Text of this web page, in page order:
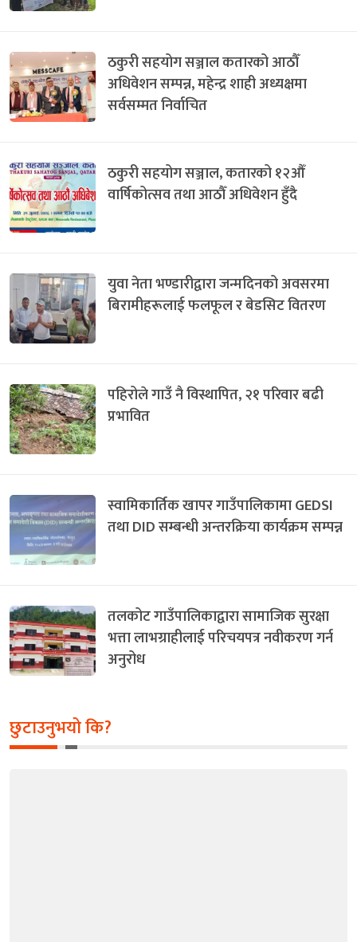
ठकुरी सहयोग सञ्जाल कतारको आठौँ
अधिवेशन सम्पन्न, महेन्द्र शाही अध्यक्षमा
सर्वसम्मत निर्वाचित
ठकुरी सहयोग सञ्जाल, कतारको १२औँ
वार्षिकोत्सव तथा आठौँ अधिवेशन हुँदै
युवा नेता भण्डारीद्वारा जन्मदिनको अवसरमा
बिरामीहरूलाई फलफूल र बेडसिट वितरण
पहिरोले गाउँ नै विस्थापित, २१ परिवार बढी
प्रभावित
स्वामिकार्तिक खापर गाउँपालिकामा GEDSI
तथा DID सम्बन्धी अन्तरक्रिया कार्यक्रम सम्पन्न
तलकोट गाउँपालिकाद्वारा सामाजिक सुरक्षा
भत्ता लाभग्राहीलाई परिचयपत्र नवीकरण गर्न
अनुरोध
छुटाउनुभयो कि?